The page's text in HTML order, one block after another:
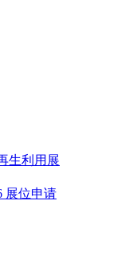
生利用展
展位申请